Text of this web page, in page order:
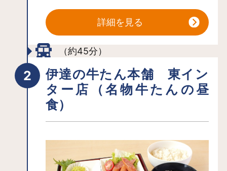
詳細を見る
（約45分）
伊達の牛たん本舗 東イン
ター店（名物牛たんの昼
食）